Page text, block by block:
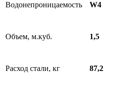
Водонепроницаемость W4
Объем, м.куб. 1,5
Расход стали, кг 87,2